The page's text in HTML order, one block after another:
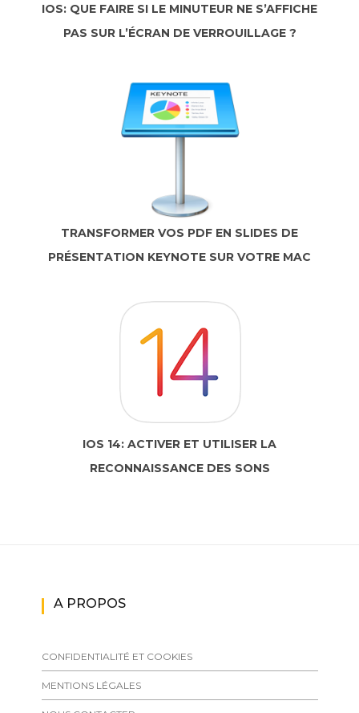
IOS: QUE FAIRE SI LE MINUTEUR NE S’AFFICHE
PAS SUR L’ÉCRAN DE VERROUILLAGE ?
TRANSFORMER VOS PDF EN SLIDES DE
PRÉSENTATION KEYNOTE SUR VOTRE MAC
IOS 14: ACTIVER ET UTILISER LA
RECONNAISSANCE DES SONS
A PROPOS
CONFIDENTIALITÉ ET COOKIES
MENTIONS LÉGALES